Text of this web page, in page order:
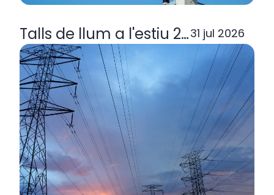
Talls de llum a l'estiu 2026: per
31 jul 2026